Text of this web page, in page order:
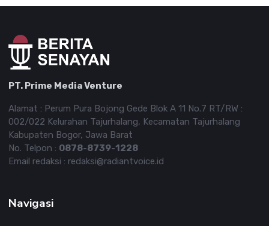
PT. Prime Media Venture
Alamat : Perum Pura Bojong Gede Blok A 11 No.7 RT/RW :
002/022 Kelurahan Tajurhalang, Kecamatan Tajurhalang
Kabupaten Bogor, Jawa Barat
No. Telpon : 0878-8739-1228
Email redaksi : redaksi@radiantvoice.id
Navigasi